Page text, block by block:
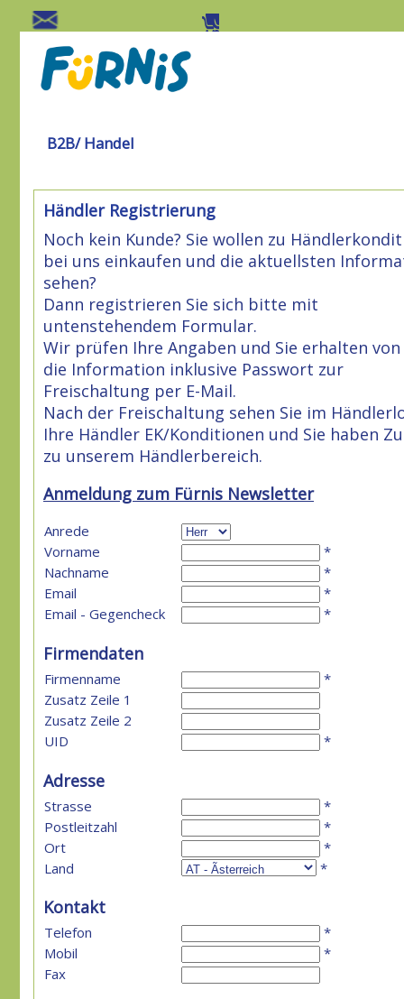
B2B/ Handel
Händler Registrierung
Noch kein Kunde? Sie wollen zu
bei uns einkaufen und die aktuellsten
sehen?
Dann registrieren Sie sich bitte mit
untenstehendem Formular.
Wir prüfen Ihre Angaben und Sie erhalten von
die Information inklusive Passwort zur
Freischaltung per E-Mail.
Nach der Freischaltung sehen Sie im
Ihre Händler EK/Konditionen und Sie haben
zu unserem Händlerbereich.
Anmeldung zum Fürnis Newsletter
Anrede
Vorname
*
Nachname
*
Email
*
Email - Gegencheck
*
Firmendaten
Firmenname
*
Zusatz Zeile 1
Zusatz Zeile 2
UID
*
Adresse
Strasse
*
Postleitzahl
*
Ort
*
Land
*
Kontakt
Telefon
*
Mobil
*
Fax